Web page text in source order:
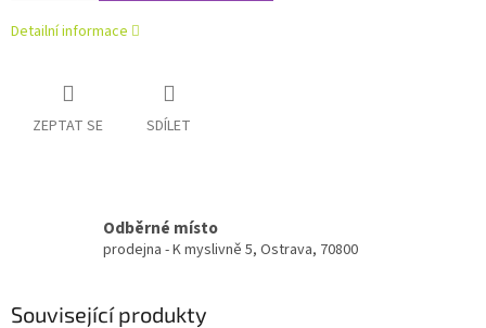
Detailní informace
ZEPTAT SE SDÍLET
Odběrné místo
prodejna - K myslivně 5, Ostrava, 70800
Související produkty